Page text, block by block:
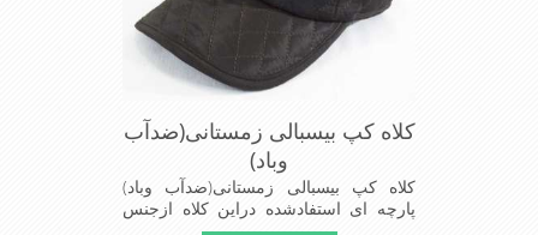
کلاه کپ بیسبالی زمستانی(ضدآب
وباد)
کلاه کپ بیسبالی زمستانی(ضدآب وباد)
پارچه ای استفادشده دراین کلاه ازجنس